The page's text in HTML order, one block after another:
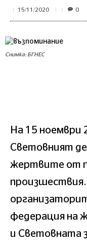
15/11/2020 0
Снимка: БГНЕС
На 15 ноември
Световният
жертвите от
федерация на
и Световната